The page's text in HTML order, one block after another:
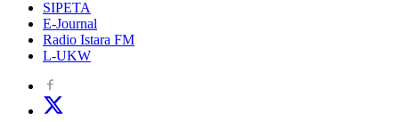
SIPETA
E-Journal
Radio Istara FM
L-UKW